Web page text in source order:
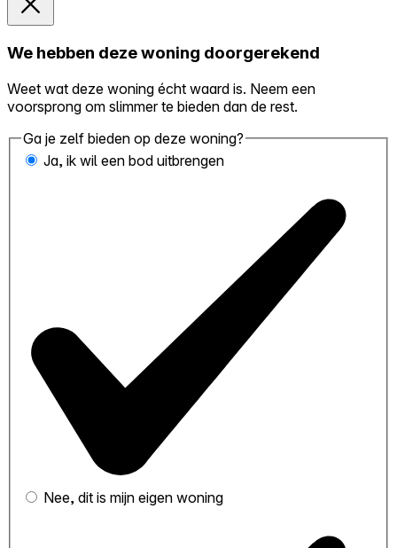
We hebben deze woning doorgerekend
Weet wat deze woning écht waard is. Neem een
voorsprong om slimmer te bieden dan de rest.
Ga je zelf bieden op deze woning?
Ja, ik wil een bod uitbrengen
Nee, dit is mijn eigen woning